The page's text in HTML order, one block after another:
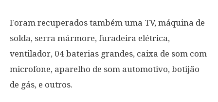
Foram recuperados também uma TV, máquina de
solda, serra mármore, furadeira elétrica,
ventilador, 04 baterias grandes, caixa de som com
microfone, aparelho de som automotivo, botijão
de gás, e outros.